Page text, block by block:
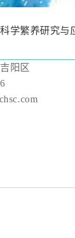
学繁养研究与
市吉阳区